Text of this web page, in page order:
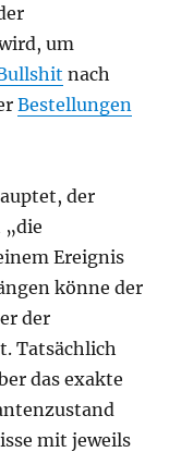
um
nach
Bestellungen
der
„die
Ereignis
könne der
der
Tatsächlich
das exakte
mit jeweils